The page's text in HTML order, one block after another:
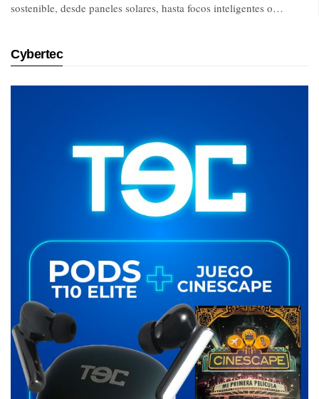
sostenible, desde paneles solares, hasta focos inteligentes o…
Cybertec